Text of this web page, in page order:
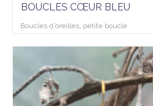
BOUCLES CŒUR BLEU
Boucles d'oreilles, petite boucle
uter
à la